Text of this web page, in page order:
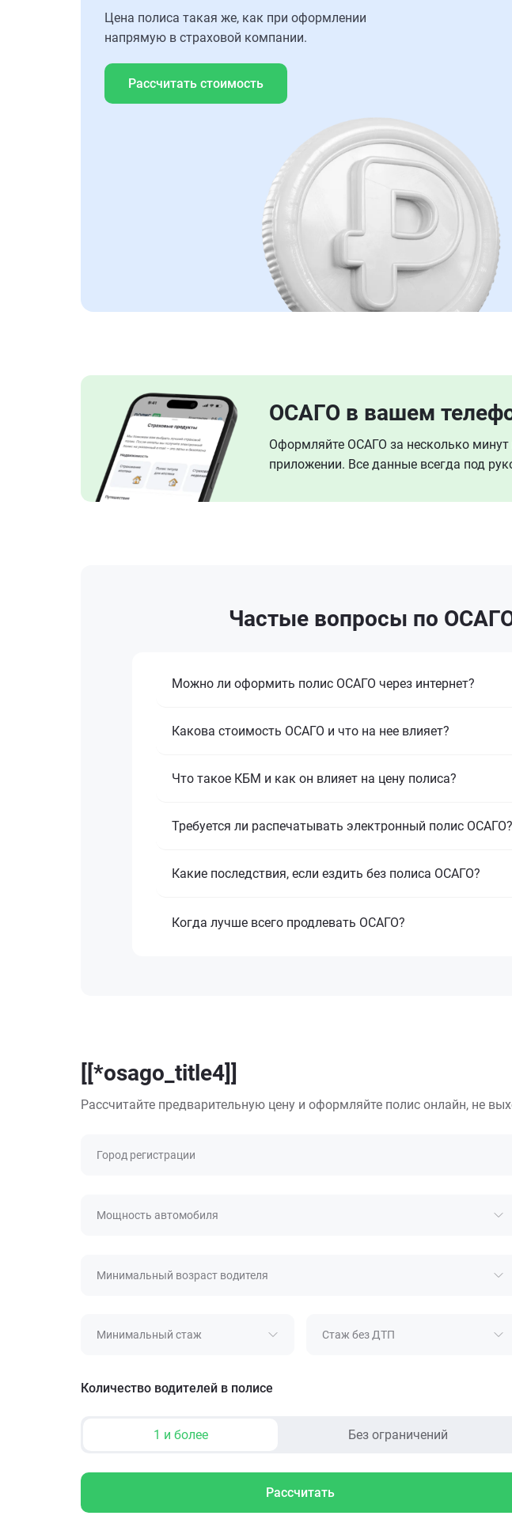
Цена полиса такая же, как при оформлении
напрямую в страховой компании.
Рассчитать стоимость
ОСАГО в вашем
Оформляйте ОСАГО за несколько минут
приложении. Все данные всегда под
Частые вопросы по
Можно ли оформить полис ОСАГО через интернет?
Какова стоимость ОСАГО и что на нее влияет?
Что такое КБМ и как он влияет на цену полиса?
Требуется ли распечатывать электронный полис ОСАГО?
Какие последствия, если ездить без полиса ОСАГО?
Когда лучше всего продлевать ОСАГО?
[[*osago_title4]]
Рассчитайте предварительную цену и оформляйте полис онлайн, не
Город регистрации
Мощность автомобиля
Минимальный возраст водителя
Минимальный стаж Стаж без ДТП
Количество водителей в полисе
1 и более Без ограничений
Рассчитать